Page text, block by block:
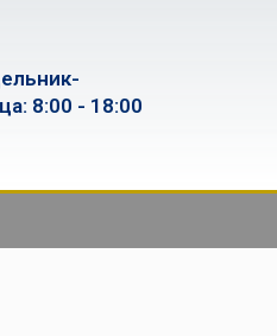
8:00 - 18:00